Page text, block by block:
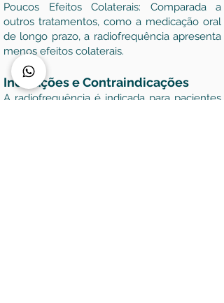
Poucos Efeitos Colaterais: Comparada a
outros tratamentos, como a medicação oral
de longo prazo, a radiofrequência apresenta
menos efeitos colaterais.
Indicações e Contraindicações
A radiofrequência é indicada para pacientes